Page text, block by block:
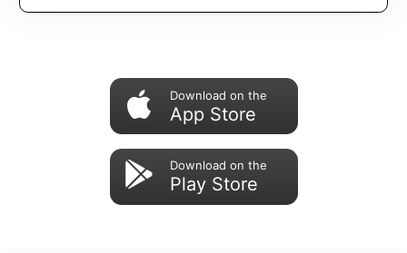
Download on the
App Store
Download on the
Play Store